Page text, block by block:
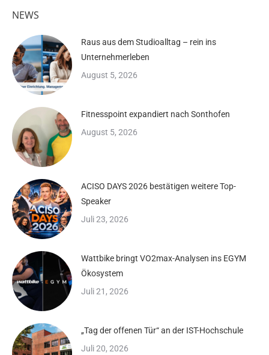
NEWS
Raus aus dem Studioalltag – rein ins
Unternehmerleben
August 5, 2026
Fitnesspoint expandiert nach Sonthofen
August 5, 2026
ACISO DAYS 2026 bestätigen weitere Top-
Speaker
Juli 23, 2026
Wattbike bringt VO2max-Analysen ins EGYM
Ökosystem
Juli 21, 2026
„Tag der offenen Tür“ an der IST-Hochschule
Juli 20, 2026